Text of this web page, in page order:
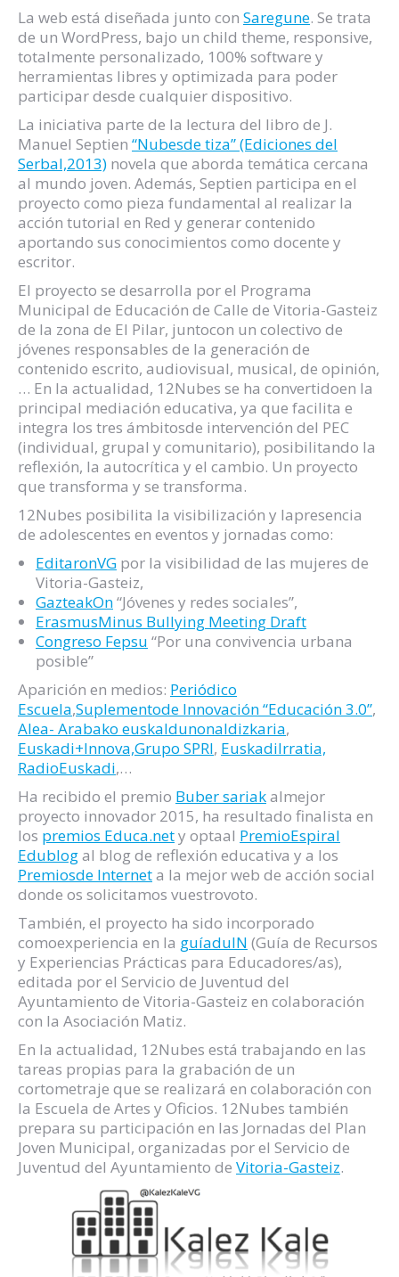
La web está diseñada junto con Saregune. Se trata
de un WordPress, bajo un child theme, responsive,
totalmente personalizado, 100% software y
herramientas libres y optimizada para poder
participar desde cualquier dispositivo.
La iniciativa parte de la lectura del libro de J.
Manuel Septien “Nubesde tiza” (Ediciones del
Serbal,2013) novela que aborda temática cercana
al mundo joven. Además, Septien participa en el
proyecto como pieza fundamental al realizar la
acción tutorial en Red y generar contenido
aportando sus conocimientos como docente y
escritor.
El proyecto se desarrolla por el Programa
Municipal de Educación de Calle de Vitoria-Gasteiz
de la zona de El Pilar, juntocon un colectivo de
jóvenes responsables de la generación de
contenido escrito, audiovisual, musical, de opinión,
… En la actualidad, 12Nubes se ha convertidoen la
principal mediación educativa, ya que facilita e
integra los tres ámbitosde intervención del PEC
(individual, grupal y comunitario), posibilitando la
reflexión, la autocrítica y el cambio. Un proyecto
que transforma y se transforma.
12Nubes posibilita la visibilización y lapresencia
de adolescentes en eventos y jornadas como:
EditaronVG por la visibilidad de las mujeres de
Vitoria-Gasteiz,
GazteakOn“Jóvenes y redes sociales”,
ErasmusMinus Bullying Meeting Draft
Congreso Fepsu “Por una convivencia urbana
posible”
Aparición en medios: Periódico
Escuela,Suplementode Innovación “Educación 3.0”,
Alea- Arabako euskaldunonaldizkaria,
Euskadi+Innova,Grupo SPRI, EuskadiIrratia,
RadioEuskadi,…
Ha recibido el premio Buber sariakalmejor
proyecto innovador 2015, ha resultado finalista en
los premios Educa.nety optaal PremioEspiral
Edublogal blog de reflexión educativa y a los
Premiosde Interneta la mejor web de acción social
donde os solicitamos vuestrovoto.
También, el proyecto ha sido incorporado
comoexperiencia en la guíaduIN (Guía de Recursos
y Experiencias Prácticas para Educadores/as),
editada por el Servicio de Juventud del
Ayuntamiento de Vitoria-Gasteiz en colaboración
con la Asociación Matiz.
En la actualidad, 12Nubes está trabajando en las
tareas propias para la grabación de un
cortometraje que se realizará en colaboración con
la Escuela de Artes y Oficios. 12Nubes también
prepara su participación en las Jornadas del Plan
Joven Municipal, organizadas por el Servicio de
Juventud del Ayuntamiento de Vitoria-Gasteiz.